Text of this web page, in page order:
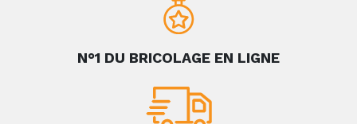
N°1 DU BRICOLAGE EN LIGNE